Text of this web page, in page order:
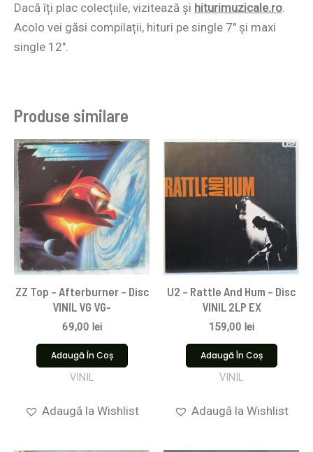
Dacă îți plac colecțiile, vizitează și hiturimuzicale.ro.
Acolo vei găsi compilații, hituri pe single 7″ și maxi
single 12″.
Produse similare
ZZ Top – Afterburner – Disc
VINIL VG VG-
69,00 lei
Adaugă În Coș
VINIL
Adaugă la Wishlist
U2 – Rattle And Hum – Disc
VINIL 2LP EX
159,00 lei
Adaugă În Coș
VINIL
Adaugă la Wishlist